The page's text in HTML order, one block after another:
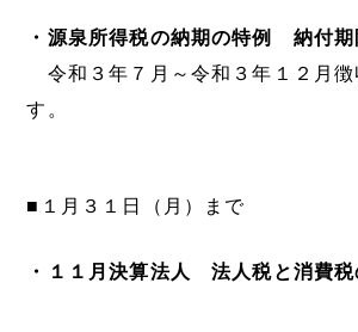
・源泉所得税の納期の特例 納付期
令和３年７月～令和３年１２月徴
す。
■１月３１日（月）まで
・１１月決算法人 法人税と消費